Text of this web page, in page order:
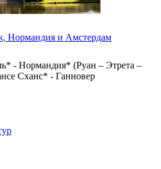
Нормандия и Амстердам
- Нормандия* (Руан – Этрета –
Сханс* - Ганновер